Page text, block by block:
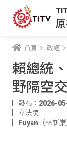
首頁 政經
賴總統
野隔空
發布：2026-
立法院
Fuyan（林新棠